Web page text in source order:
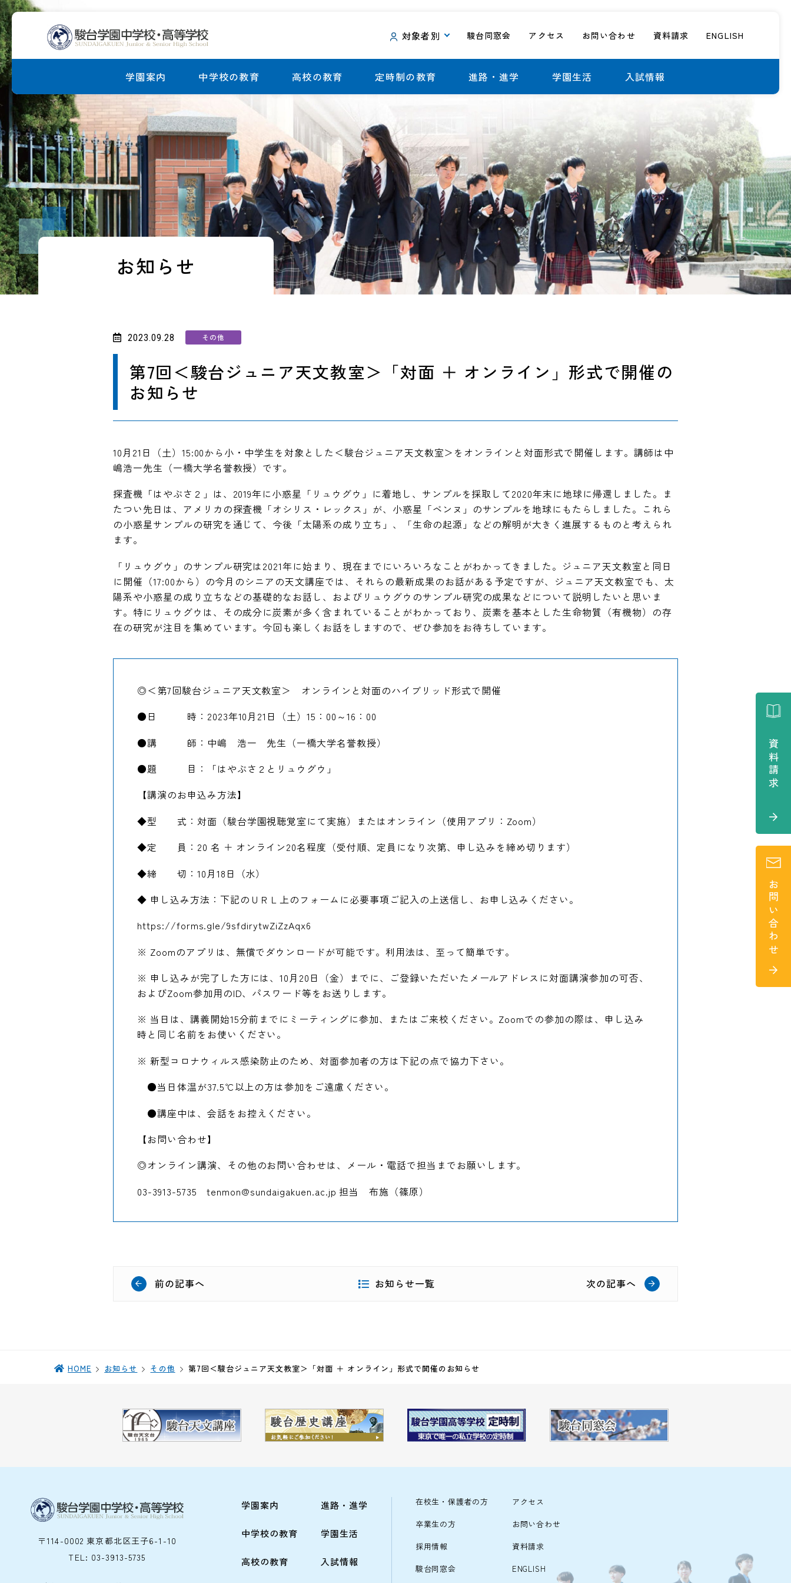
学園案内 中学校の教育 高校の教育 定時制の教育 進路・進学 学園生活 入試情報
駿台同窓会 アクセス お問い合わせ 資料請求 ENGLISH
対象者別
お知らせ
2023.09.28 その他
第7回＜駿台ジュニア天文教室＞「対面 ＋ オンライン」形式で開催の
お知らせ
10月21日（土）15:00から小・中学生を対象とした＜駿台ジュニア天文教室＞をオンラインと対面形式で開催します。講師は中
嶋浩一先生（一橋大学名誉教授）です。
探査機「はやぶさ２」は、2019年に小惑星「リュウグウ」に着地し、サンプルを採取して2020年末に地球に帰還しました。ま
たつい先日は、アメリカの探査機「オシリス・レックス」が、小惑星「ベンヌ」のサンプルを地球にもたらしました。これら
の小惑星サンプルの研究を通じて、今後「太陽系の成り立ち」、「生命の起源」などの解明が大きく進展するものと考えられ
ます。
「リュウグウ」のサンプル研究は2021年に始まり、現在までにいろいろなことがわかってきました。ジュニア天文教室と同日
に開催（17:00から）の今月のシニアの天文講座では、それらの最新成果のお話がある予定ですが、ジュニア天文教室でも、太
陽系や小惑星の成り立ちなどの基礎的なお話し、およびリュウグウのサンプル研究の成果などについて説明したいと思いま
す。特にリュウグウは、その成分に炭素が多く含まれていることがわかっており、炭素を基本とした生命物質（有機物）の存
在の研究が注目を集めています。今回も楽しくお話をしますので、ぜひ参加をお待ちしています。
◎＜第7回駿台ジュニア天文教室＞ オンラインと対面のハイブリッド形式で開催
●日 時：2023年10月21日（土）15：00～16：00
●講 師：中嶋 浩一 先生（一橋大学名誉教授）
●題 目：「はやぶさ２とリュウグウ」
【講演のお申込み方法】
◆型 式：対面（駿台学園視聴覚室にて実施）またはオンライン（使用アプリ：Zoom）
◆定 員：20 名 ＋ オンライン20名程度（受付順、定員になり次第、申し込みを締め切ります）
◆締 切：10月18日（水）
◆ 申し込み方法：下記のＵＲＬ上のフォームに必要事項ご記入の上送信し、お申し込みください。
https://forms.gle/9sfdirytwZiZzAqx6
※ Zoomのアプリは、無償でダウンロードが可能です。利用法は、至って簡単です。
※ 申し込みが完了した方には、10月20日（金）までに、ご登録いただいたメールアドレスに対面講演参加の可否、
およびZoom参加用のID、パスワード等をお送りします。
※ 当日は、講義開始15分前までにミーティングに参加、またはご来校ください。Zoomでの参加の際は、申し込み
時と同じ名前をお使いください。
※ 新型コロナウィルス感染防止のため、対面参加者の方は下記の点で協力下さい。
●当日体温が37.5℃以上の方は参加をご遠慮ください。
●講座中は、会話をお控えください。
【お問い合わせ】
◎オンライン講演、その他のお問い合わせは、メール・電話で担当までお願いします。
03-3913-5735 tenmon@sundaigakuen.ac.jp 担当 布施（篠原）
前の記事へ お知らせ一覧 次の記事へ
HOME お知らせ その他 第7回＜駿台ジュニア天文教室＞「対面 ＋ オンライン」形式で開催のお知らせ
〒114-0002 東京都北区王子6-1-10
TEL: 03-3913-5735
学園案内
中学校の教育
高校の教育
進路・進学
学園生活
入試情報
在校生・保護者の方
卒業生の方
採用情報
駿台同窓会
アクセス
お問い合わせ
資料請求
ENGLISH
資料請求
お問い合わせ